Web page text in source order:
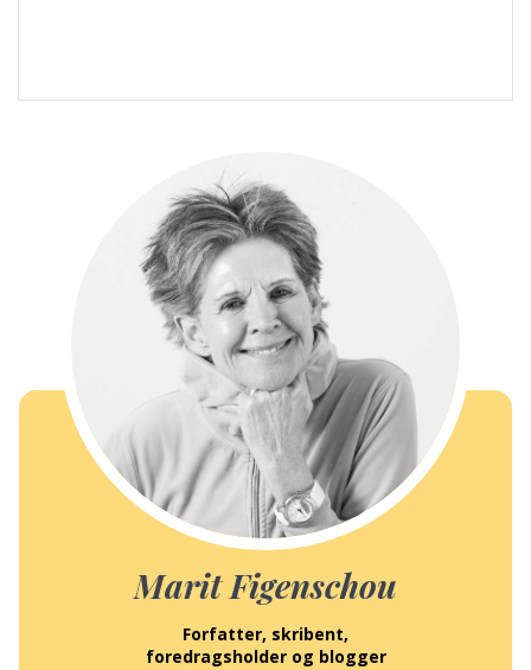
Marit Figenschou
Forfatter, skribent,
foredragsholder og blogger